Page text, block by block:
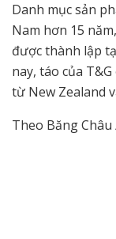
Danh mục sản
Nam hơn 15
được thành lập
nay, táo của
từ New Zealand
Theo Băng